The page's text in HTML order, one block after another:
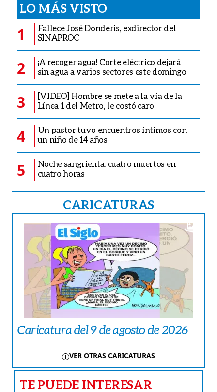
LO MÁS VISTO
1
Fallece José Donderis, exdirector del
SINAPROC
2
¡A recoger agua! Corte eléctrico dejará
sin agua a varios sectores este domingo
3
[VIDEO] Hombre se mete a la vía de la
Línea 1 del Metro, le costó caro
4
Un pastor tuvo encuentros íntimos con
un niño de 14 años
5
Noche sangrienta: cuatro muertos en
cuatro horas
CARICATURAS
Caricatura del 9 de agosto de 2026
VER OTRAS CARICATURAS
TE PUEDE INTERESAR